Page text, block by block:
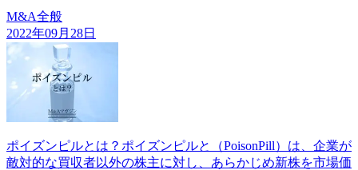
M&A全般
2022年09月28日
ポイズンピルとは？ポイズンピルと（PoisonPill）は、企業が
敵対的な買収者以外の株主に対し、あらかじめ新株を市場価